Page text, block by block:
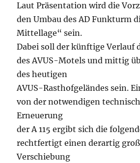
Laut Präsentation wird die
den Umbau des AD Funkturm
Mittellage“ sein.
Dabei soll der künftige Verlauf
des AVUS-Motels und mittig
des heutigen
AVUS-Rasthofgeländes sein.
von der notwendigen
Erneuerung
der A 115 ergibt sich die
rechtfertigt einen derartig
Verschiebung